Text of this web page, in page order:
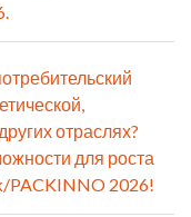
отраслях?
для роста
PACKINNO 2026!